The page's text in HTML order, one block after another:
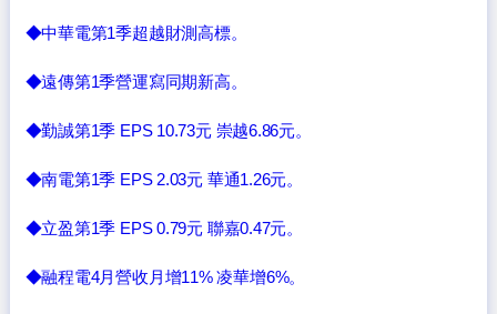
◆中華電第1季超越財測高標。
◆遠傳第1季營運寫同期新高。
◆勤誠第1季 EPS 10.73元 崇越6.86元。
◆南電第1季 EPS 2.03元 華通1.26元。
◆立盈第1季 EPS 0.79元 聯嘉0.47元。
◆融程電4月營收月增11% 凌華增6%。